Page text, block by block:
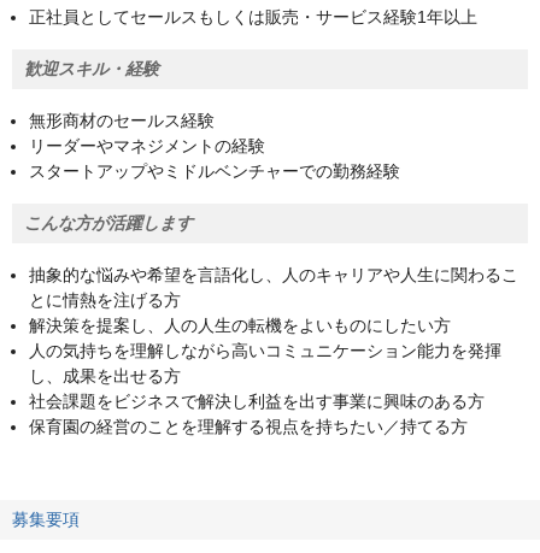
正社員としてセールスもしくは販売・サービス経験1年以上
歓迎スキル・経験
無形商材のセールス経験
リーダーやマネジメントの経験
スタートアップやミドルベンチャーでの勤務経験
こんな方が活躍します
抽象的な悩みや希望を言語化し、人のキャリアや人生に関わるこ
とに情熱を注げる方
解決策を提案し、人の人生の転機をよいものにしたい方
人の気持ちを理解しながら高いコミュニケーション能力を発揮
し、成果を出せる方
社会課題をビジネスで解決し利益を出す事業に興味のある方
保育園の経営のことを理解する視点を持ちたい／持てる方
募集要項